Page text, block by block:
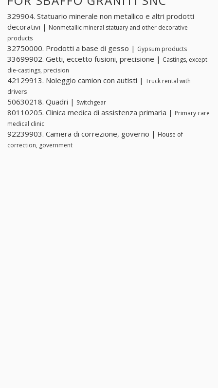
329904. Statuario minerale non metallico e altri prodotti
decorativi | Nonmetallic mineral statuary and other decorative
products
32750000. Prodotti a base di gesso | Gypsum products
33699902. Getti, eccetto fusioni, precisione | Castings, except
die-castings, precision
42129913. Noleggio camion con autisti | Truck rental with
drivers
50630218. Quadri | Switchgear
80110205. Clinica medica di assistenza primaria | Primary care
medical clinic
92239903. Camera di correzione, governo | House of
correction, government